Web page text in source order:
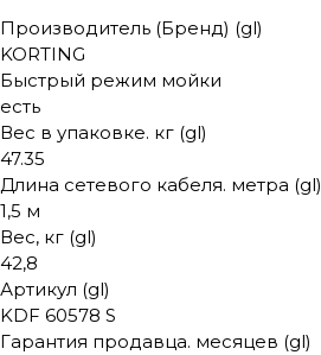
Производитель (Бренд) (gl)
KORTING
Быстрый режим мойки
есть
Вес в упаковке. кг (gl)
47.35
Длина сетевого кабеля. метра (gl)
1,5 м
Вес, кг (gl)
42,8
Артикул (gl)
KDF 60578 S
Гарантия продавца. месяцев (gl)